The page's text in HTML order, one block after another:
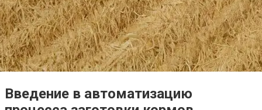
Введение в автоматизацию